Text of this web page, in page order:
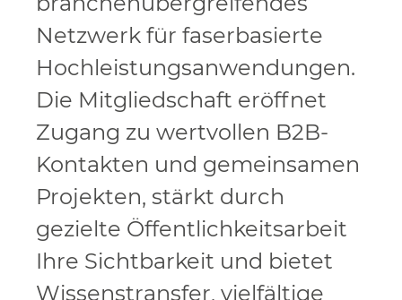
Netzwerk für faserbasierte
Hochleistungsanwendungen.
Die Mitgliedschaft eröffnet
Zugang zu wertvollen B2B-
Kontakten und gemeinsamen
Projekten, stärkt durch
gezielte Öffentlichkeitsarbeit
Ihre Sichtbarkeit und bietet
Wissenstransfer, vielfältige